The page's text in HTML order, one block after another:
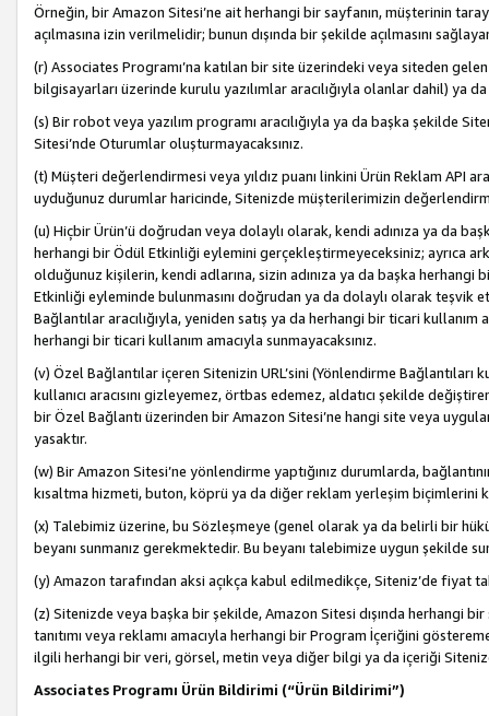
Örneğin, bir Amazon Sitesi’ne ait herhangi bir sayfanın, müşterinin
açılmasına izin verilmelidir; bunun dışında bir şekilde açılmasını
(r) Associates Programı’na katılan bir site üzerindeki veya siteden
bilgisayarları üzerinde kurulu yazılımlar aracılığıyla olanlar dahil) ya
(s) Bir robot veya yazılım programı aracılığıyla ya da başka şekilde
Sitesi’nde Oturumlar oluşturmayacaksınız.
(t) Müşteri değerlendirmesi veya yıldız puanı linkini Ürün Reklam API
uyduğunuz durumlar haricinde, Sitenizde müşterilerimizin
(u) Hiçbir Ürün’ü doğrudan veya dolaylı olarak, kendi adınıza ya da
herhangi bir Ödül Etkinliği eylemini gerçekleştirmeyeceksiniz; ayrıca
olduğunuz kişilerin, kendi adlarına, sizin adınıza ya da başka herhangi
Etkinliği eyleminde bulunmasını doğrudan ya da dolaylı olarak teşvik
Bağlantılar aracılığıyla, yeniden satış ya da herhangi bir ticari
herhangi bir ticari kullanım amacıyla sunmayacaksınız.
(v) Özel Bağlantılar içeren Sitenizin URL’sini (Yönlendirme Bağlantıları
kullanıcı aracısını gizleyemez, örtbas edemez, aldatıcı şekilde
bir Özel Bağlantı üzerinden bir Amazon Sitesi’ne hangi site veya
yasaktır.
(w) Bir Amazon Sitesi’ne yönlendirme yaptığınız durumlarda,
kısaltma hizmeti, buton, köprü ya da diğer reklam yerleşim biçimlerini
(x) Talebimiz üzerine, bu Sözleşmeye (genel olarak ya da belirli bir
beyanı sunmanız gerekmektedir. Bu beyanı talebimize uygun şekilde
(y) Amazon tarafından aksi açıkça kabul edilmedikçe, Siteniz’de fiyat
(z) Sitenizde veya başka bir şekilde, Amazon Sitesi dışında herhangi
tanıtımı veya reklamı amacıyla herhangi bir Program İçeriğini
ilgili herhangi bir veri, görsel, metin veya diğer bilgi ya da içeriği
Associates Programı Ürün Bildirimi (“Ürün Bildirimi”)